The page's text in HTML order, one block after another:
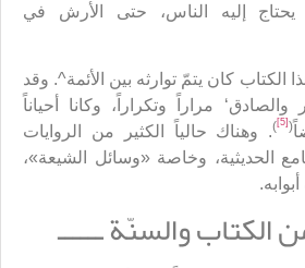
إليه الناس، حتى الأرش في
الكتاب كان يتمّ توارثه بين الأئمة^. وقد
مراراً وتكراراً، وكانا أحياناً
(
[5]
). وهناك حالياً الكثير من الروايات
الحديثية، وخاصة «وسائل الشيعة»،
الكتاب والسنّة ــــــ